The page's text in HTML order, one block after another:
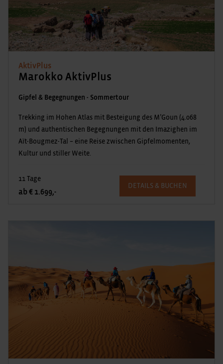
AktivPlus
Marokko AktivPlus
Gipfel & Begegnungen - Sommertour
Trekking im Hohen Atlas mit Besteigung des M’Goun (4.068
m) und authentischen Begegnungen mit den Imazighen im
Aït-Bougmez-Tal – eine Reise zwischen Gipfelmomenten,
Kultur und stiller Weite.
11 Tage
ab € 1.699,-
DETAILS & BUCHEN